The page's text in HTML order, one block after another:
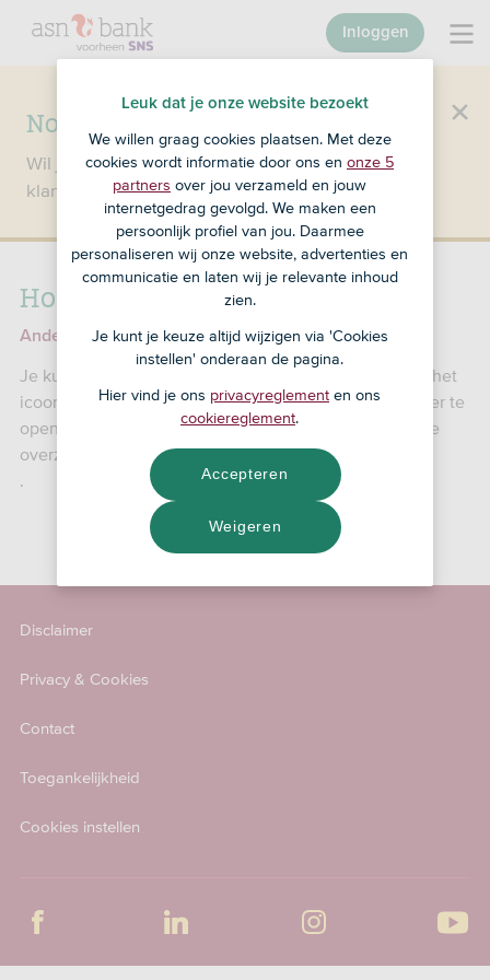
Nog geen klant bij SNS?
Wil je een product openen en ben je nog geen
klant bij SNS?Ga dan naar ASN Bank .
Inloggen
Hoe scan ik de QR-code?
Andere problemen met je QR-code
Je kunt de QR-code scannen met de SNS App. Tik op het
icoontje van de QR-code rechts bovenin om de scanner te
openen. Je vindt het icoontje op het inlogscherm en je
overzicht.
.
Disclaimer
Privacy & Cookies
Contact
Toegankelijkheid
Cookies instellen
Leuk dat je onze website bezoekt
We willen graag cookies plaatsen. Met deze
cookies wordt informatie door ons en onze 5
partners over jou verzameld en jouw
internetgedrag gevolgd. We maken een
persoonlijk profiel van jou. Daarmee
personaliseren wij onze website, advertenties en
communicatie en laten wij je relevante inhoud
zien.
Je kunt je keuze altijd wijzigen via 'Cookies
instellen' onderaan de pagina.
Hier vind je ons privacyreglement en ons
cookiereglement.
Weigeren
Accepteren